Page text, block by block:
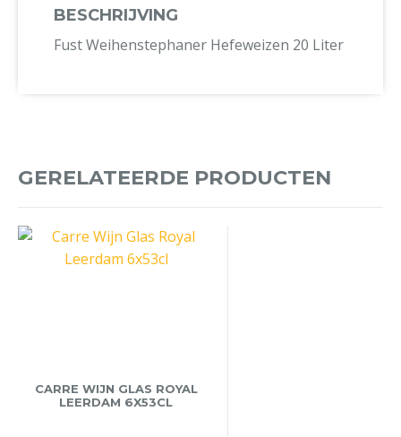
BESCHRIJVING
Fust Weihenstephaner Hefeweizen 20 Liter
GERELATEERDE PRODUCTEN
CARRE WIJN GLAS ROYAL
LEERDAM 6X53CL